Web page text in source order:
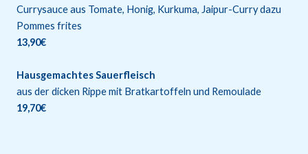
Currysauce aus Tomate, Honig, Kurkuma, Jaipur-Curry dazu
Pommes frites
13,90€
Hausgemachtes Sauerfleisch
aus der dicken Rippe mit Bratkartoffeln und Remoulade
19,70€